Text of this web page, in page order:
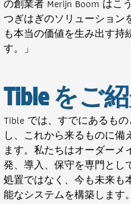
の創業者 Merijn Boom はこ
つぎはぎのソリューション
も本当の価値を生み出す持
す。」
Tible をご
Tible では、すでにあるも
し、これから来るものに
ます。私たちはオーダーメ
発、導入、保守を専門とし
処置ではなく、今も未来も
能なシステムを構築します。